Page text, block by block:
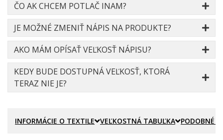
ČO AK CHCEM POTLAČ INAM?
JE MOŽNÉ ZMENIŤ NÁPIS NA PRODUKTE?
AKO MÁM OPÍSAŤ VEĽKOSŤ NÁPISU?
KEDY BUDE DOSTUPNÁ VEĽKOSŤ, KTORÁ
TERAZ NIE JE?
INFORMÁCIE O TEXTILE VEĽKOSTNÁ TABUĽKA PODOBNÉ